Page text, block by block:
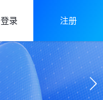
登录 注册